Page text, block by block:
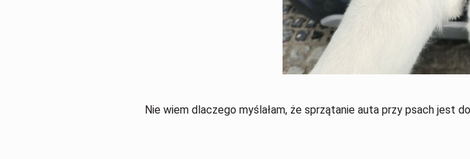
Nie wiem dlaczego myślałam, że sprzątanie auta przy psach jest